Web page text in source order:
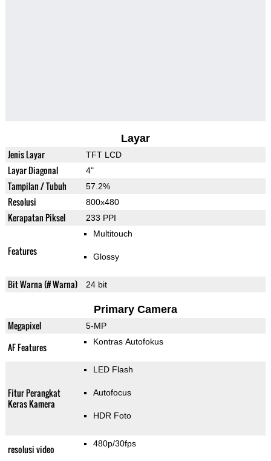
Layar
Jenis Layar TFT LCD
Layar Diagonal 4"
Tampilan / Tubuh 57.2%
Resolusi 800x480
Kerapatan Piksel 233 PPI
Features
Multitouch
Glossy
Bit Warna (# Warna) 24 bit
Primary Camera
Megapixel 5-MP
AF Features Kontras Autofokus
Fitur Perangkat
Keras Kamera
LED Flash
Autofocus
HDR Foto
resolusi video 480p/30fps